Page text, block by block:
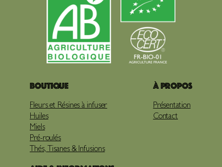
Boutique
Fleurs et Résines à infuser
Huiles
Miels
Pré-roulés
Thés, Tisanes & Infusions
À propos
Présentation
Contact